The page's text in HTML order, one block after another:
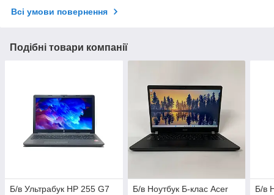
Всі умови повернення
Подібні товари компанії
Б/в Ультрабук HP 255 G7
Б/в Ноутбук Б-клас Acer
Б/в